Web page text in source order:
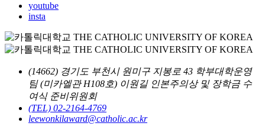
youtube
insta
(14662) 경기도 부천시 원미구 지봉로 43 학부대학운영
팀 (미카엘관 H108호) 이원길 인본주의상 및 장학금 수
여식 준비위원회
(TEL) 02-2164-4769
leewonkilaward@catholic.ac.kr